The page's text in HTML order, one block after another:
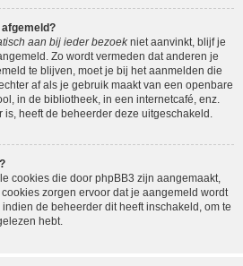
aan bij ieder bezoekniet aanvinkt, blijf je
Zo wordt vermeden dat anderen je
te blijven, moet je bij het aanmelden die
af als je gebruik maakt van een openbare
in de bibliotheek, in een internetcafé, enz.
heeft de beheerder deze uitgeschakeld.
cookies die door phpBB3 zijn aangemaakt,
zorgen ervoor dat je aangemeld wordt
de beheerder dit heeft inschakeld, om te
hebt.